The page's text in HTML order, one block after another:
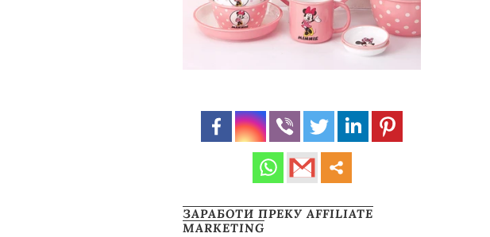
ЗАРАБОТИ ПРЕКУ AFFILIATE
MARKETING